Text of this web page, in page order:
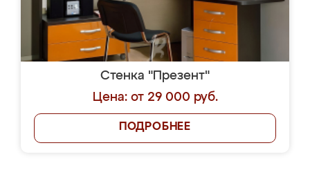
Стенка "Презент"
Цена: от 29 000 руб.
ПОДРОБНЕЕ